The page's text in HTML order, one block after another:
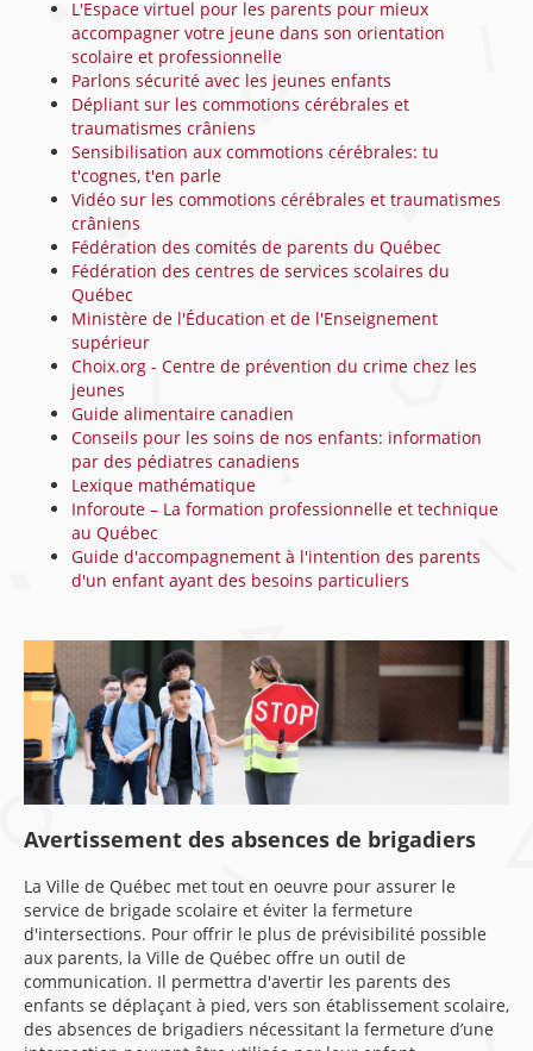
L'Espace virtuel pour les parents pour mieux
accompagner votre jeune dans son orientation
scolaire et professionnelle
Parlons sécurité avec les jeunes enfants
Dépliant sur les commotions cérébrales et
traumatismes crâniens
Sensibilisation aux commotions cérébrales: tu
t'cognes, t'en parle
Vidéo sur les commotions cérébrales et traumatismes
crâniens
Fédération des comités de parents du Québec
Fédération des centres de services scolaires du
Québec
Ministère de l'Éducation et de l'Enseignement
supérieur
Choix.org - Centre de prévention du crime chez les
jeunes
Guide alimentaire canadien
Conseils pour les soins de nos enfants: information
par des pédiatres canadiens
Lexique mathématique
Inforoute – La formation professionnelle et technique
au Québec
Guide d'accompagnement à l'intention des parents
d'un enfant ayant des besoins particuliers
Avertissement des absences de brigadiers
La Ville de Québec met tout en oeuvre pour assurer le
service de brigade scolaire et éviter la fermeture
d'intersections. Pour offrir le plus de prévisibilité possible
aux parents, la Ville de Québec offre un outil de
communication. Il permettra d'avertir les parents des
enfants se déplaçant à pied, vers son établissement scolaire,
des absences de brigadiers nécessitant la fermeture d’une